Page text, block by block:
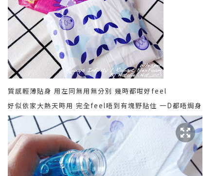
質感輕薄貼身 用左同無用無分別 幾時都咁好feel
好似依家大熱天時用 完全feel唔到有塊野貼住 一D都唔焗身